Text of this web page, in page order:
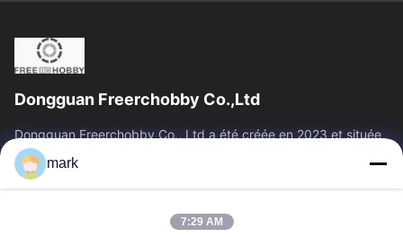
Dongguan Freerchobby Co.,Ltd
Dongguan Freerchobby Co., Ltd a été créée en 2023 et située
à Dongguan, connue comme l'usine mondiale. À l'heure
actuelle, l'usine moderne de...
Liens Rapides
Produits
mark
7:29 AM